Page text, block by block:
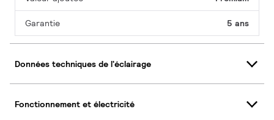
Garantie 5 ans
Données techniques de l'éclairage
Fonctionnement et électricité